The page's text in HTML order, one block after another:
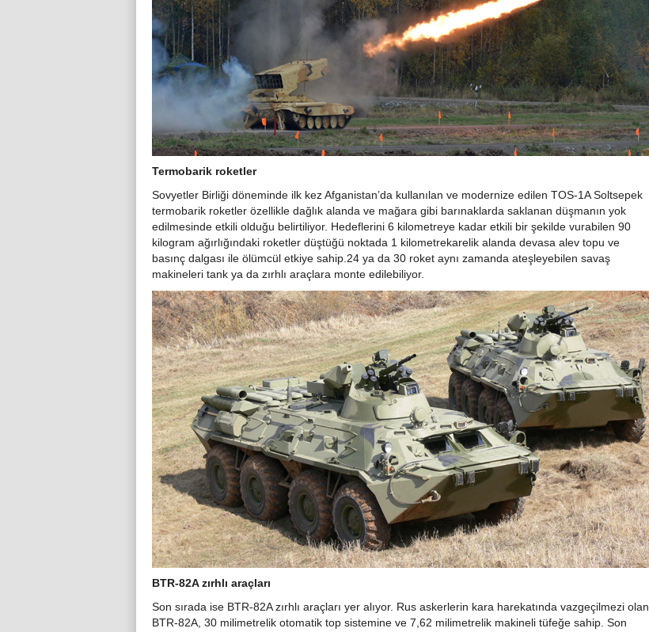
Termobarik roketler
Sovyetler Birliği döneminde ilk kez Afganistan’da kullanılan ve modernize edilen TOS-1A Soltsepek
termobarik roketler özellikle dağlık alanda ve mağara gibi barınaklarda saklanan düşmanın yok
edilmesinde etkili olduğu belirtiliyor. Hedeflerini 6 kilometreye kadar etkili bir şekilde vurabilen 90
kilogram ağırlığındaki roketler düştüğü noktada 1 kilometrekarelik alanda devasa alev topu ve
basınç dalgası ile ölümcül etkiye sahip.24 ya da 30 roket aynı zamanda ateşleyebilen savaş
makineleri tank ya da zırhlı araçlara monte edilebiliyor.
BTR-82A zırhlı araçları
Son sırada ise BTR-82A zırhlı araçları yer alıyor. Rus askerlerin kara harekatında vazgeçilmezi olan
BTR-82A, 30 milimetrelik otomatik top sistemine ve 7,62 milimetrelik makineli tüfeğe sahip. Son